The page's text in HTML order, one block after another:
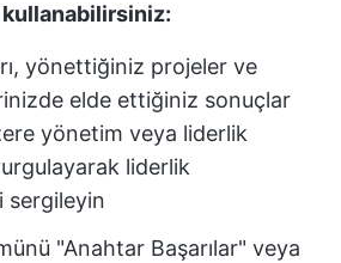
kullanabilirsiniz:
yönettiğiniz projeler ve
elde ettiğiniz sonuçlar
yönetim veya liderlik
liderlik
sergileyin
"Anahtar Başarılar" veya